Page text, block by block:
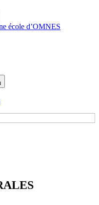
école d’OMNES